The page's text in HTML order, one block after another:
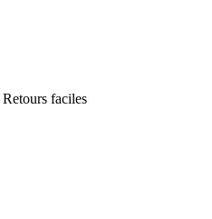
Retours faciles